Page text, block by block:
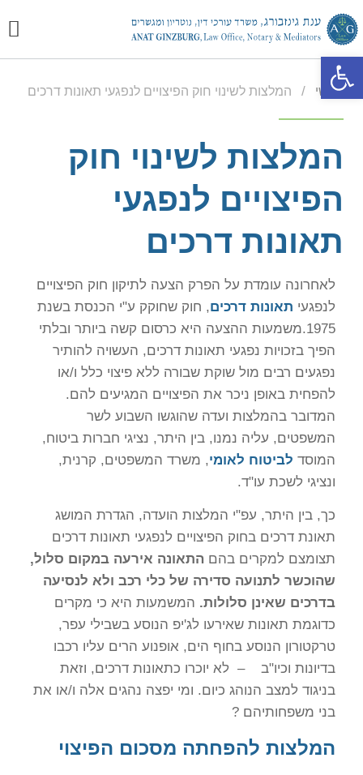
ראשי / המלצות לשינוי חוק הפיצויים לנפגעי תאונות דרכים
המלצות לשינוי חוק
הפיצויים לנפגעי
תאונות דרכים
לאחרונה עומדת על הפרק הצעה לתיקון חוק הפיצויים
לנפגעי תאונות דרכים, חוק שחוקק ע"י הכנסת בשנת
1975.משמעות ההצעה היא כרסום קשה ביותר ובלתי
הפיך בזכויות נפגעי תאונות דרכים, העשויה להותיר
נפגעים רבים מול שוקת שבורה ללא פיצוי כלל ו/או
להפחית באופן ניכר את הפיצויים המגיעים להם.
המדובר בהמלצות ועדה שהוגשו השבוע לשר
המשפטים, עליה נמנו, בין היתר, נציגי חברות ביטוח,
המוסד לביטוח לאומי, משרד המשפטים, קרנית,
ונציגי לשכת עו"ד.
כך, בין היתר, עפ"י המלצות הועדה, הגדרת המושג
תאונת דרכים בחוק הפיצויים לנפגעי תאונות דרכים
תצומצם למקרים בהם התאונה אירעה במקום סלול,
שהוכשר לתנועה סדירה של כלי רכב ולא לנסיעה
בדרכים שאינן סלולות. המשמעות היא כי מקרים
כדוגמת תאונות שאירעו לג'יפ הנוסע בשבילי עפר,
טרקטורון הנוסע בחוף הים, אופנוע הרים עליו רכבו
בדיונות וכיו"ב – לא יוכרו כתאונות דרכים, וזאת
בניגוד למצב הנוהג כיום. ומי יפצה נהגים אלה ו/או את
בני משפחותיהם ?
המלצות להפחתה מסכום הפיצוי
פתח סרגל נגישות